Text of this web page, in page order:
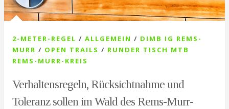
2-METER-REGEL / ALLGEMEIN / DIMB IG REMS-
MURR / OPEN TRAILS / RUNDER TISCH MTB
REMS-MURR-KREIS
Verhaltensregeln, Rücksichtnahme und
Toleranz sollen im Wald des Rems-Murr-